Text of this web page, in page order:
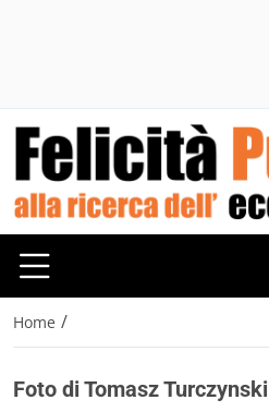
Home /
Foto di Tomasz Turczynski